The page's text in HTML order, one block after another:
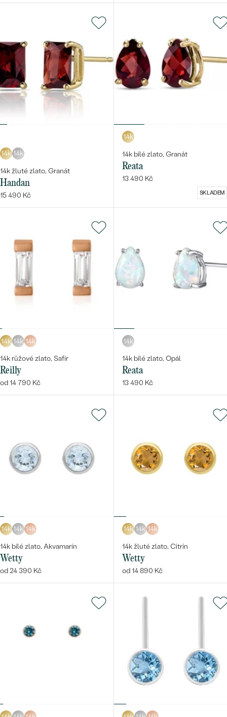
14k 14k
14k žluté zlato, Granát
Handan
15 490 Kč
14k
14k bílé zlato, Granát
Reata
13 490 Kč
SKLADEM
14k 14k 14k
14k růžové zlato, Safír
Reilly
od 14 790 Kč
14k
14k bílé zlato, Opál
Reata
13 490 Kč
14k 14k 14k
14k bílé zlato, Akvamarín
Wetty
od 24 390 Kč
14k 14k 14k
14k žluté zlato, Citrín
Wetty
od 14 890 Kč